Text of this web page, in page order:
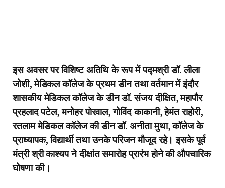
इस अवसर पर विशिष्ट अतिथि के रूप में पद्मश्री डॉ. लीला
जोशी, मेडिकल कॉलेज के प्रथम डीन तथा वर्तमान में इंदौर
शासकीय मेडिकल कॉलेज के डीन डॉ. संजय दीक्षित, महापौर
प्रहलाद पटेल, मनोहर पोरवाल, गोविंद काकानी, हेमंत राहोरी,
रतलाम मेडिकल कॉलेज की डीन डॉ. अनीता मुथा, कॉलेज के
प्राध्यापक, विद्यार्थी तथा उनके परिजन मौजूद रहे। इसके पूर्व
मंत्री श्री काश्यप ने दीक्षांत समारोह प्रारंभ होने की औपचारिक
घोषणा की।